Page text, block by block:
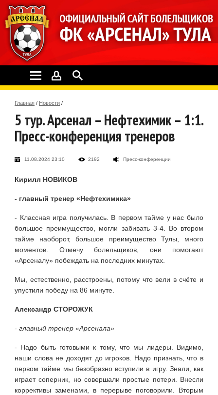
Главная / Новости /
5 тур. Арсенал – Нефтехимик – 1:1.
Пресс-конференция тренеров
11.08.2024 23:10 2192 Пресс-конференции
Кирилл НОВИКОВ
- главный тренер «Нефтехимика»
- Классная игра получилась. В первом тайме у нас было
большое преимущество, могли забивать 3-4. Во втором
тайме наоборот, большое преимущество Тулы, много
моментов. Отмечу болельщиков, они помогают
«Арсеналу» побеждать на последних минутах.
Мы, естественно, расстроены, потому что вели в счёте и
упустили победу на 86 минуте.
Александр СТОРОЖУК
- главный тренер «Арсенала»
- Надо быть готовыми к тому, что мы лидеры. Видимо,
наши слова не доходят до игроков. Надо признать, что в
первом тайме мы безобразно вступили в игру. Знали, как
играет соперник, но совершали простые потери. Внесли
коррективы заменами, в перерыве поговорили. Вторым